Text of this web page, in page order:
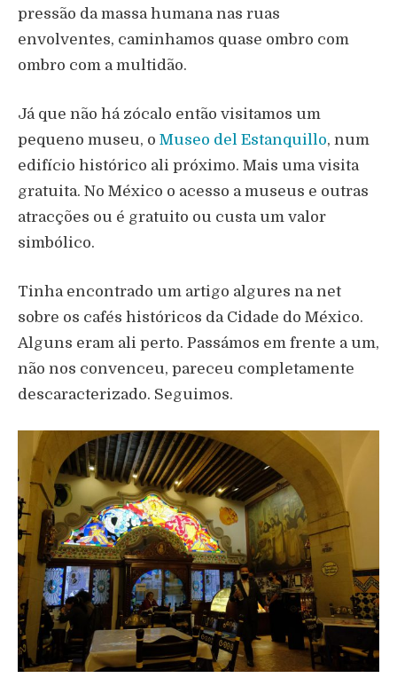
pressão da massa humana nas ruas
envolventes, caminhamos quase ombro com
ombro com a multidão.
Já que não há zócalo então visitamos um
pequeno museu, o Museo del Estanquillo, num
edifício histórico ali próximo. Mais uma visita
gratuita. No México o acesso a museus e outras
atracções ou é gratuito ou custa um valor
simbólico.
Tinha encontrado um artigo algures na net
sobre os cafés históricos da Cidade do México.
Alguns eram ali perto. Passámos em frente a um,
não nos convenceu, pareceu completamente
descaracterizado. Seguimos.